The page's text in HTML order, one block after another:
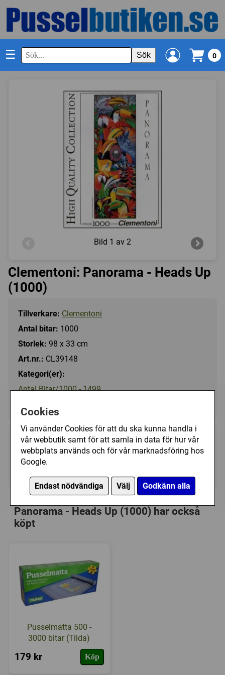
Cookies
Vi använder Cookies för att du ska kunna handla i
vår webbutik samt för att samla in data för hur vår
webbplats används och för vår marknadsföring hos
Google.
Endast nödvändiga Välj Godkänn alla
☰ Sök 0
Bild 1 av 2
Clementoni: Panorama - Heads Up
(1000)
Tillverkare: Clementoni
Antal bitar: 1000
Storlek: 98 x 33 cm
Art.nr.: CL39148
Kategori(er):
Antal Bitar/1000 - 1499
149 kr Utgått
Personer som har köpt Clementoni:
Panorama - Heads Up (1000) har också
köpt
Pusselmatta 500 -
3000 bitar (Tilda)
179 kr Köp